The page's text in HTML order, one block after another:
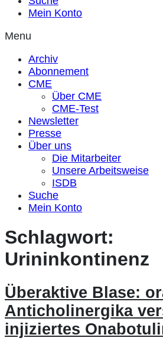
Mein Konto
Menu
Archiv
Abonnement
CME
Über CME
CME-Test
Newsletter
Presse
Über uns
Die Mitarbeiter
Unsere Arbeitsweise
ISDB
Suche
Mein Konto
Schlagwort:
Urininkontinenz
Überaktive Blase:
Anticholinergika
injiziertes